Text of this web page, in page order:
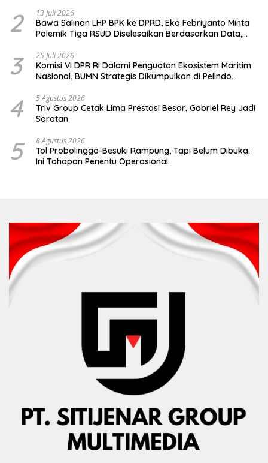
2 13 Juli 2026
Bawa Salinan LHP BPK ke DPRD, Eko Febriyanto Minta
Polemik Tiga RSUD Diselesaikan Berdasarkan Data,
3 25 Juli 2026
Komisi VI DPR RI Dalami Penguatan Ekosistem Maritim
Nasional, BUMN Strategis Dikumpulkan di Pelindo
4 5 Agustus 2026
Triv Group Cetak Lima Prestasi Besar, Gabriel Rey Jadi
Sorotan
5 8 Agustus 2026
Tol Probolinggo-Besuki Rampung, Tapi Belum Dibuka:
Ini Tahapan Penentu Operasional.